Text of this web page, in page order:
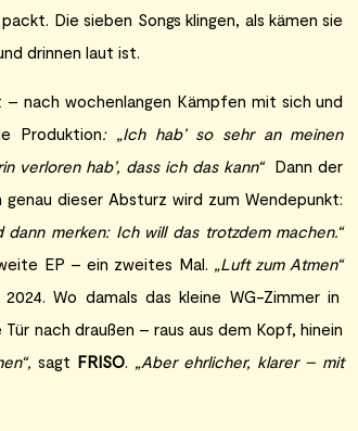
Die sieben Songs klingen, als kämen sie
drinnen laut ist.
nach wochenlangen Kämpfen mit sich und
Produktion: „Ich hab’ so sehr an meinen
verloren hab’, dass ich das kann“ Dann der
dieser Absturz wird zum Wendepunkt:
merken: Ich will das trotzdem machen.“
EP – ein zweites Mal. „Luft zum Atmen“
2024. Wo damals das kleine WG-Zimmer in
nach draußen – raus aus dem Kopf, hinein
sagt FRISO. „Aber ehrlicher, klarer – mit